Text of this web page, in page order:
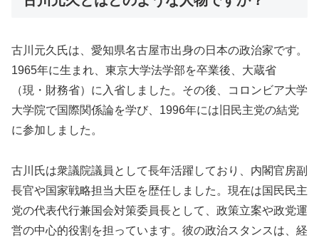
古川元久氏は、愛知県名古屋市出身の日本の政治家です。
1965年に生まれ、東京大学法学部を卒業後、大蔵省
（現・財務省）に入省しました。その後、コロンビア大学
大学院で国際関係論を学び、1996年には旧民主党の結党
に参加しました。
古川氏は衆議院議員として長年活躍しており、内閣官房副
長官や国家戦略担当大臣を歴任しました。現在は国民民主
党の代表代行兼国会対策委員長として、政策立案や政党運
営の中心的役割を担っています。彼の政治スタンスは、経